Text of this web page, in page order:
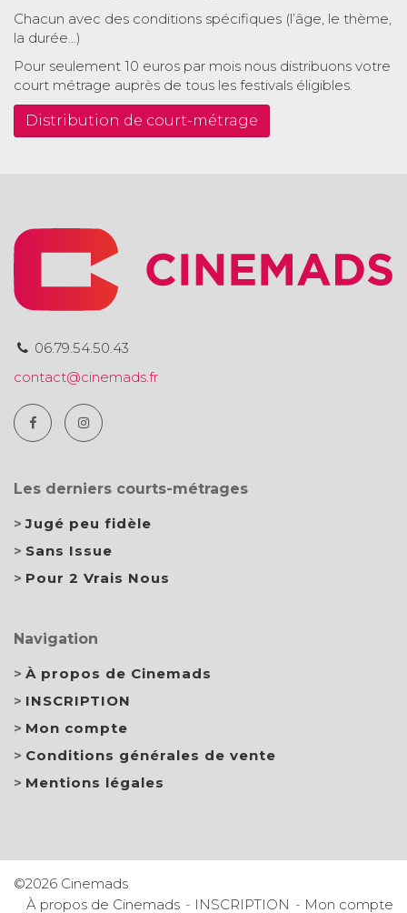
Chacun avec des conditions spécifiques (l’âge, le thème,
la durée…)
Pour seulement 10 euros par mois nous distribuons votre
court métrage auprès de tous les festivals éligibles.
Distribution de court-métrage
06.79.54.50.43
contact@cinemads.fr
Les derniers courts-métrages
Jugé peu fidèle
Sans Issue
Pour 2 Vrais Nous
Navigation
À propos de Cinemads
INSCRIPTION
Mon compte
Conditions générales de vente
Mentions légales
©2026 Cinemads
À propos de Cinemads
INSCRIPTION Mon compte